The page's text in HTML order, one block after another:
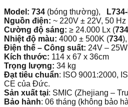
Model: 734 (bóng thường), L734-
Nguồn điện: ~ 220V ± 22V, 50 Hz
Cường độ sáng: ≥ 24.000 Lx (734
Nhiệt độ màu: 4000 ± 500K (734
Điện thế – Công suất: 24V – 25W
Kích thước: 114 x 67 x 36cm
Trọng lượng: 34 kg
Đạt tiêu chuẩn: ISO 9001:2000,
CE của Đức.
Sản xuất tại: SMIC (Zhejiang –
Bảo hành: 06 tháng (không bảo